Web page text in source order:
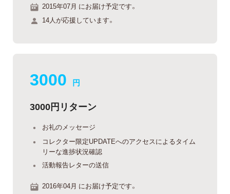
2015年07月 にお届け予定です。
14人が応援しています。
3000 円
3000円リターン
お礼のメッセージ
コレクター限定UPDATEへのアクセスによるタイム
リーな進捗状況確認
活動報告レターの送信
2016年04月 にお届け予定です。